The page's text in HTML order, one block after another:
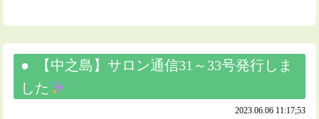
【中之島】サロン通信31～33号発行しま
した
2023.06.06 11:17;53